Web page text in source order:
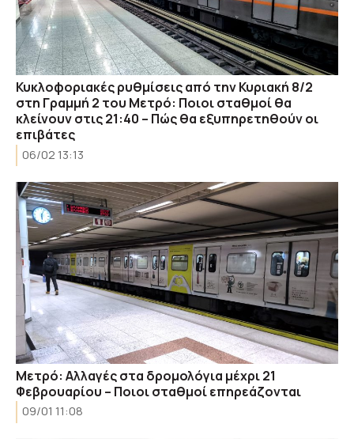
Κυκλοφοριακές ρυθμίσεις από την Κυριακή 8/2
στη Γραμμή 2 του Μετρό: Ποιοι σταθμοί θα
κλείνουν στις 21:40 – Πώς θα εξυπηρετηθούν οι
επιβάτες
06/02 13:13
Μετρό: Αλλαγές στα δρομολόγια μέχρι 21
Φεβρουαρίου – Ποιοι σταθμοί επηρεάζονται
09/01 11:08